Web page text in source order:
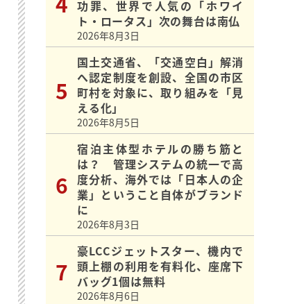
功罪、世界で人気の「ホワイ
ト・ロータス」次の舞台は南仏
2026年8月3日
国土交通省、「交通空白」解消
へ認定制度を創設、全国の市区
町村を対象に、取り組みを「見
える化」
2026年8月5日
宿泊主体型ホテルの勝ち筋と
は？ 管理システムの統一で高
度分析、海外では「日本人の企
業」ということ自体がブランド
に
2026年8月3日
豪LCCジェットスター、機内で
頭上棚の利用を有料化、座席下
バッグ1個は無料
2026年8月6日